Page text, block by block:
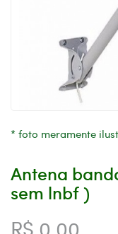
* foto meramente
Antena
sem lnbf )
R$ 0,00